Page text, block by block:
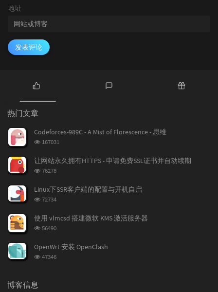
地址
发表评论
热
门
文
章
论
热门文章
Codeforces-989C - A Mist of Florescence - 思维
浏
次
数:
167031
让网站永久拥有HTTPS - 申请免费SSL证书并自动续期
浏
次
76278
Linux下SSR客户端的配置与开机自启
浏
次
数:
72734
使用 vlmcsd 搭建微软 KMS 激活服务器
浏
次
56490
OpenWrt 安装 OpenClash
浏
47346
博客信息